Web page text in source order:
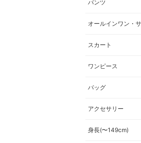
パンツ
オールインワン・
スカート
ワンピース
バッグ
アクセサリー
身長(〜149cm)